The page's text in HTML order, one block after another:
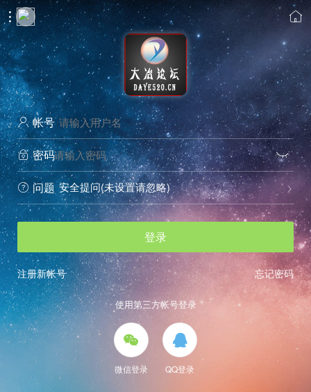
 
 帐号
 密码 
 问题 
安全提问(未设置请忽略)
登录
忘记密码
注册新帐号
使用第三方帐号登录

微信登录

QQ登录